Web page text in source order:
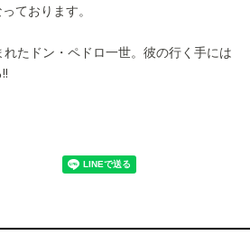
ております。
たドン・ペドロ一世。彼の行く手には